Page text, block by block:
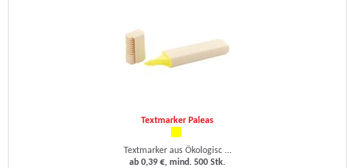
Textmarker Paleas
Textmarker aus Ökologisc ...
ab 0,39 €, mind. 500 Stk.